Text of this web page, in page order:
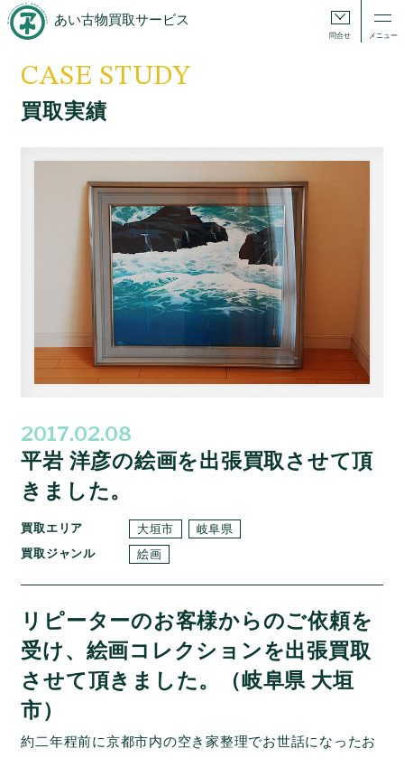
あい古物買取サービス
問合せ メニュー
CASE STUDY
買取実績
2017.02.08
平岩 洋彦の絵画を出張買取させて頂
きました。
買取エリア 大垣市
岐阜県
買取ジャンル
絵画
リピーターのお客様からのご依頼を
受け、絵画コレクションを出張買取
させて頂きました。（岐阜県 大垣
市）
約二年程前に京都市内の空き家整理でお世話になったお